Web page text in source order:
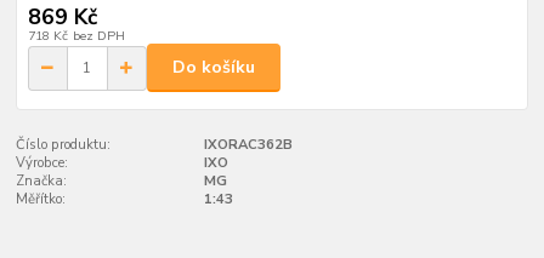
869 Kč
718 Kč bez DPH
Do košíku
Číslo produktu:
IXORAC362B
Výrobce:
IXO
Značka:
MG
Měřítko:
1:43